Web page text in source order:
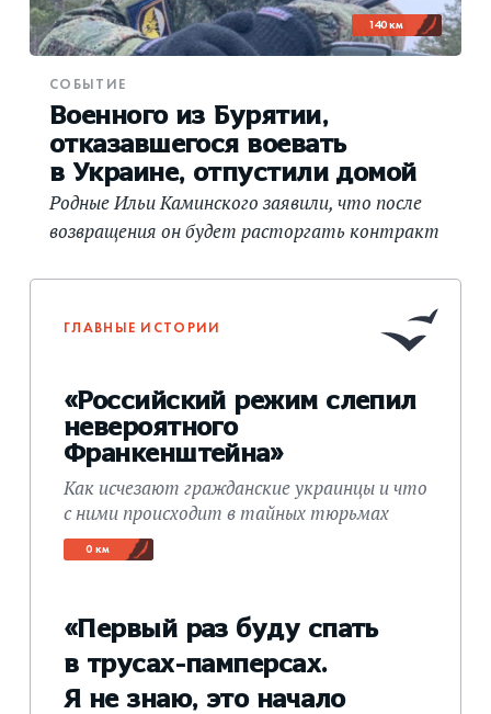
140 км
СОБЫТИЕ
Военного из Бурятии,
отказавшегося воевать
в Украине, отпустили домой
Родные Ильи Каминского заявили, что после
возвращения он будет расторгать контракт
ГЛАВНЫЕ ИСТОРИИ
«Российский режим слепил
невероятного
Франкенштейна»
Как исчезают гражданские украинцы и что
с ними происходит в тайных тюрьмах
0 км
«Первый раз буду спать
в трусах-памперсах.
Я не знаю, это начало